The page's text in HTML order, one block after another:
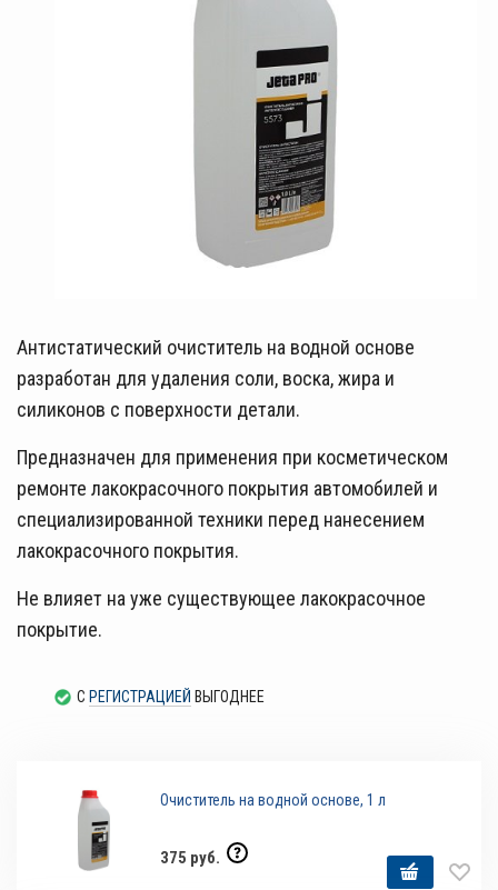
Антистатический очиститель на водной основе
разработан для удаления соли, воска, жира и
силиконов с поверхности детали.
Предназначен для применения при косметическом
ремонте лакокрасочного покрытия автомобилей и
специализированной техники перед нанесением
лакокрасочного покрытия.
Не влияет на уже существующее лакокрасочное
покрытие.
С РЕГИСТРАЦИЕЙ ВЫГОДНЕЕ
Очиститель на водной основе, 1 л
375 руб.